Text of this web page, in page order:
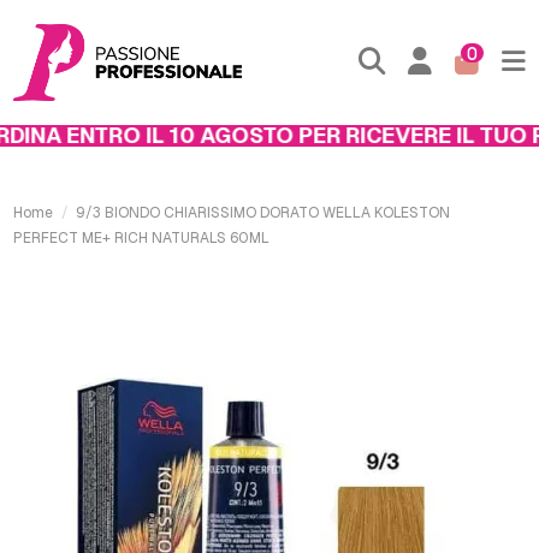
0
ENTRO IL 10 AGOSTO PER RICEVERE IL TUO
Home
9/3 BIONDO CHIARISSIMO DORATO WELLA KOLESTON
PERFECT ME+ RICH NATURALS 60ML